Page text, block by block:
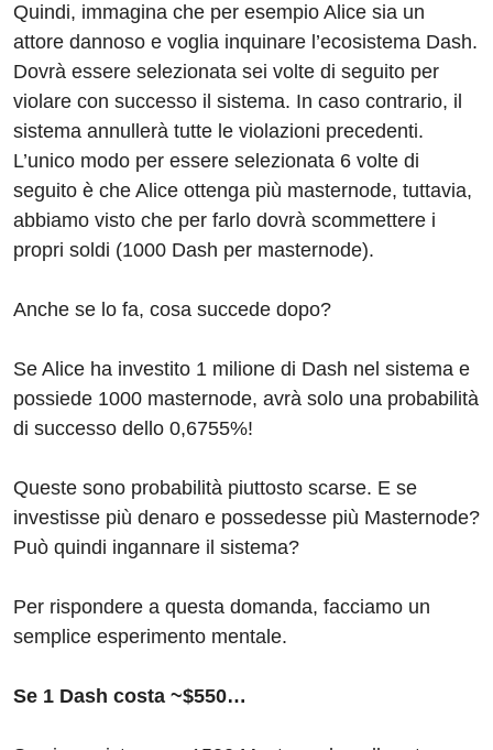
Quindi, immagina che per esempio Alice sia un
attore dannoso e voglia inquinare l’ecosistema Dash.
Dovrà essere selezionata sei volte di seguito per
violare con successo il sistema. In caso contrario, il
sistema annullerà tutte le violazioni precedenti.
L’unico modo per essere selezionata 6 volte di
seguito è che Alice ottenga più masternode, tuttavia,
abbiamo visto che per farlo dovrà scommettere i
propri soldi (1000 Dash per masternode).
Anche se lo fa, cosa succede dopo?
Se Alice ha investito 1 milione di Dash nel sistema e
possiede 1000 masternode, avrà solo una probabilità
di successo dello 0,6755%!
Queste sono probabilità piuttosto scarse. E se
investisse più denaro e possedesse più Masternode?
Può quindi ingannare il sistema?
Per rispondere a questa domanda, facciamo un
semplice esperimento mentale.
Se 1 Dash costa ~$550…